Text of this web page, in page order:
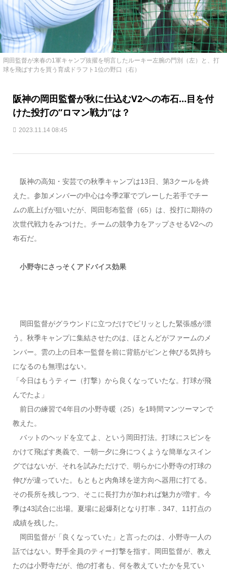
岡田監督が来春の1軍キャンプ抜擢を明言したルーキー左腕の門別（左）と、打
球を飛ばす力を買う育成ドラフト1位の野口（右）
阪神の岡田監督が秋に仕込むV2への布石…目を付
けた投打の“ロマン戦力”は？
2023.11.14 08:45
阪神の高知・安芸での秋季キャンプは13日、第3クールを終
えた。参加メンバーの中心は今季2軍でプレーした若手でチー
ムの底上げが狙いだが、岡田彰布監督（65）は、投打に期待の
次世代戦力をみつけた。チームの競争力をアップさせるV2への
布石だ。
小野寺にさっそくアドバイス効果
岡田監督がグラウンドに立つだけでピリッとした緊張感が漂
う。秋季キャンプに集結させたのは、ほとんどがファームのメ
ンバー。雲の上の日本一監督を前に背筋がピンと伸びる気持ち
になるのも無理はない。
「今日はもうティー（打撃）から良くなっていたな。打球が飛
んでたよ」
前日の練習で4年目の小野寺暖（25）を1時間マンツーマンで
教えた。
バットのヘッドを立てよ、という岡田打法。打球にスピンを
かけて飛ばす奥義で、一朝一夕に身につくような簡単なスイン
グではないが、それを試みただけで、明らかに小野寺の打球の
伸びが違っていた。もともと内角球を逆方向へ器用に打てる。
その長所を残しつつ、そこに長打力が加われば魅力が増す。今
季は43試合に出場。夏場に起爆剤となり打率．347、11打点の
成績を残した。
岡田監督が「良くなっていた」と言ったのは、小野寺一人の
話ではない。野手全員のティー打撃を指す。岡田監督が、教え
たのは小野寺だが、他の打者も、何を教えていたかを見てい